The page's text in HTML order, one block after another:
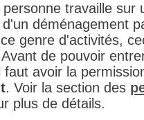
travaille sur
déménagement
genre d'activités,
de pouvoir
faut avoir la
. Voir la section des
plus de détails.